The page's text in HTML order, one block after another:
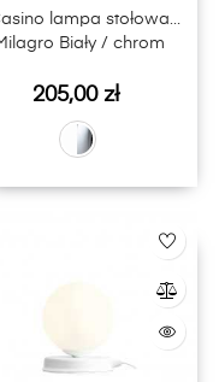
lampa stołowa
Biały / chrom
Cena
205,00 zł